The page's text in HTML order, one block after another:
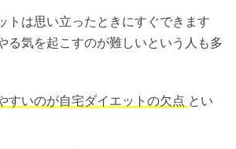
トは思い立ったときにすぐできます
る気を起こすのが難しいという人も多
すいのが自宅ダイエットの欠点 とい